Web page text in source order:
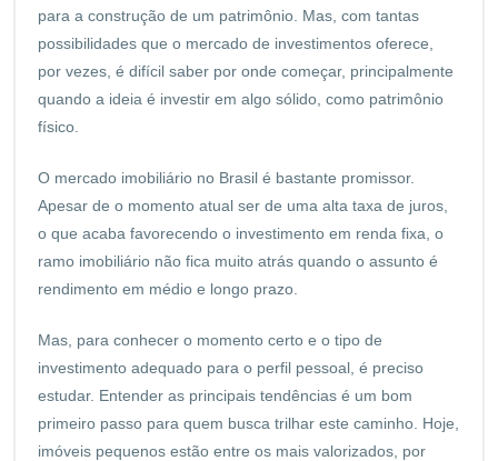
para a construção de um patrimônio. Mas, com tantas
possibilidades que o mercado de investimentos oferece,
por vezes, é difícil saber por onde começar, principalmente
quando a ideia é investir em algo sólido, como patrimônio
físico.
O mercado imobiliário no Brasil é bastante promissor.
Apesar de o momento atual ser de uma alta taxa de juros,
o que acaba favorecendo o investimento em renda fixa, o
ramo imobiliário não fica muito atrás quando o assunto é
rendimento em médio e longo prazo.
Mas, para conhecer o momento certo e o tipo de
investimento adequado para o perfil pessoal, é preciso
estudar. Entender as principais tendências é um bom
primeiro passo para quem busca trilhar este caminho. Hoje,
imóveis pequenos estão entre os mais valorizados, por